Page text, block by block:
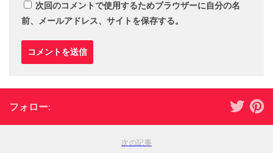
次回のコメントで使用するためブラウザーに自分の名
前、メールアドレス、サイトを保存する。
フォロー:
次の記事